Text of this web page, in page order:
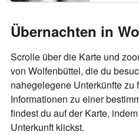
Übernachten in
Scrolle über die Karte und
von Wolfenbüttel, die du
nahegelegene Unterkünfte zu
Informationen zu einer
findest du auf der Karte,
Unterkunft klickst.